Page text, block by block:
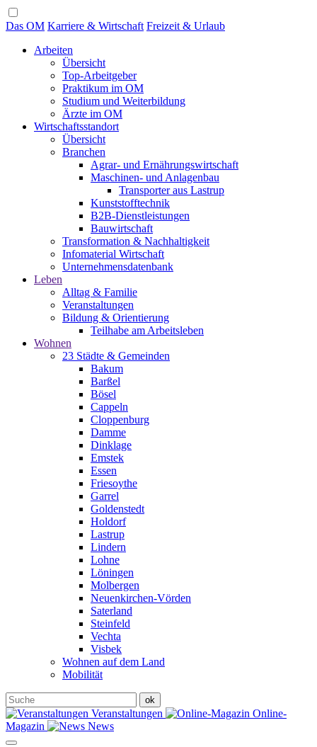
Das OM Karriere & Wirtschaft Freizeit & Urlaub
Arbeiten
Übersicht
Top-Arbeitgeber
Praktikum im OM
Studium und Weiterbildung
Ärzte im OM
Wirtschaftsstandort
Übersicht
Branchen
Agrar- und Ernährungswirtschaft
Maschinen- und Anlagenbau
Transporter aus Lastrup
Kunststofftechnik
B2B-Dienstleistungen
Bauwirtschaft
Transformation & Nachhaltigkeit
Infomaterial Wirtschaft
Unternehmensdatenbank
Leben
Alltag & Familie
Veranstaltungen
Bildung & Orientierung
Teilhabe am Arbeitsleben
Wohnen
23 Städte & Gemeinden
Bakum
Barßel
Bösel
Cappeln
Cloppenburg
Damme
Dinklage
Emstek
Essen
Friesoythe
Garrel
Goldenstedt
Holdorf
Lastrup
Lindern
Lohne
Löningen
Molbergen
Neuenkirchen-Vörden
Saterland
Steinfeld
Vechta
Visbek
Wohnen auf dem Land
Mobilität
Veranstaltungen
Online-
Magazin
News